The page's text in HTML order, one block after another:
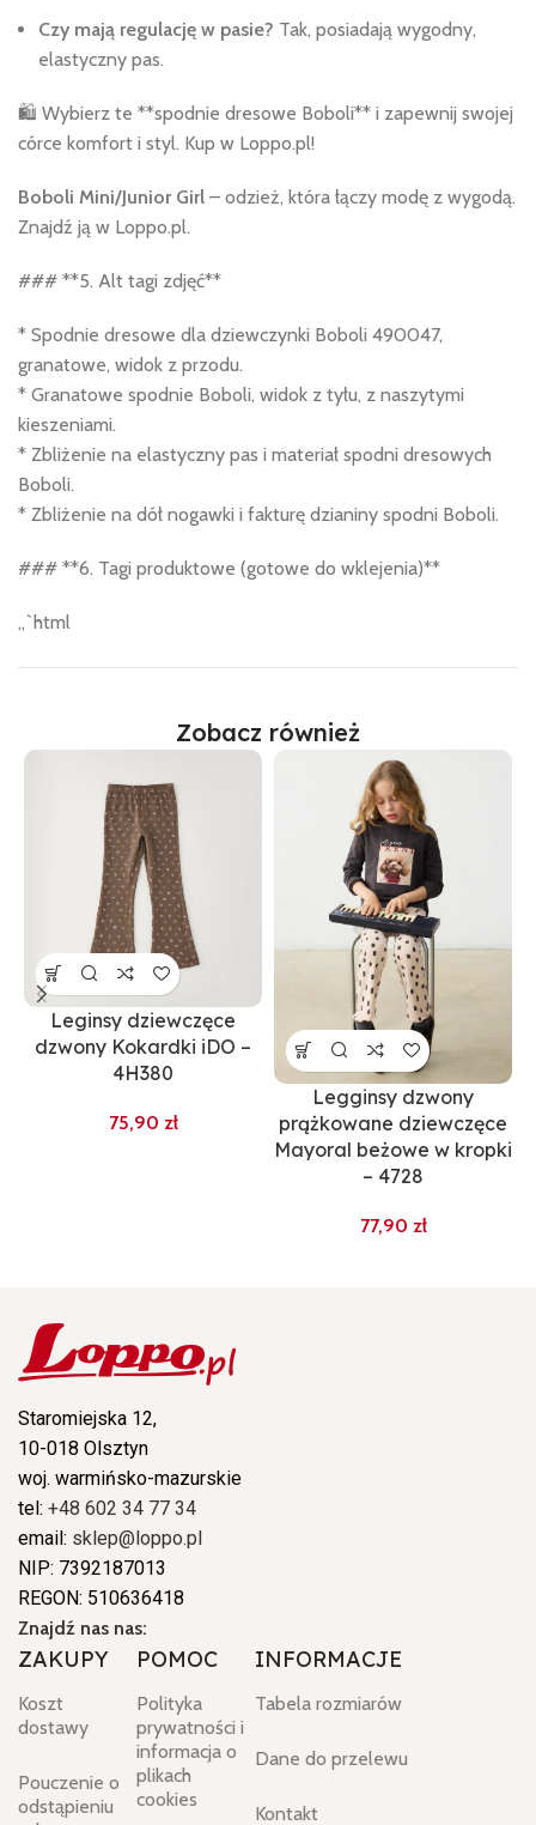
Czy mają regulację w pasie? Tak, posiadają wygodny,
elastyczny pas.
🛍️ Wybierz te **spodnie dresowe Boboli** i zapewnij swojej
córce komfort i styl. Kup w Loppo.pl!
Boboli Mini/Junior Girl – odzież, która łączy modę z wygodą.
Znajdź ją w Loppo.pl.
### **5. Alt tagi zdjęć**
* Spodnie dresowe dla dziewczynki Boboli 490047,
granatowe, widok z przodu.
* Granatowe spodnie Boboli, widok z tyłu, z naszytymi
kieszeniami.
* Zbliżenie na elastyczny pas i materiał spodni dresowych
Boboli.
* Zbliżenie na dół nogawki i fakturę dzianiny spodni Boboli.
### **6. Tagi produktowe (gotowe do wklejenia)**
„`html
Zobacz również
Leginsy dziewczęce
dzwony Kokardki iDO –
4H380
zł
Legginsy dzwony
prążkowane dziewczęce
Mayoral beżowe w kropki
– 4728
zł
Staromiejska 12,
10-018 Olsztyn
woj. warmińsko-mazurskie
tel: +48 602 34 77 34
email: sklep@loppo.pl
NIP: 7392187013
REGON: 510636418
Znajdź nas nas:
ZAKUPY
Koszt
dostawy
Pouczenie o
odstąpieniu
POMOC
Polityka
prywatności i
informacja o
plikach
cookies
INFORMACJE
Tabela rozmiarów
Dane do przelewu
Kontakt